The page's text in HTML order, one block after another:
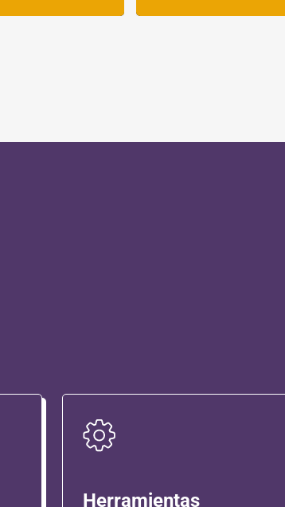
Herramientas